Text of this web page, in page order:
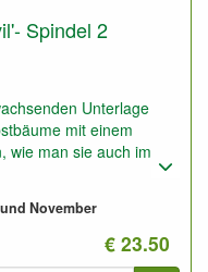
Spindel 2
Unterlage
mit einem
wie man sie auch im
den Boden ganz gut
und geschnitten.
November
€ 23.50